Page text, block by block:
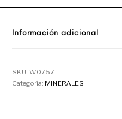
Información adicional
SKU:W0757
Categoría: MINERALES